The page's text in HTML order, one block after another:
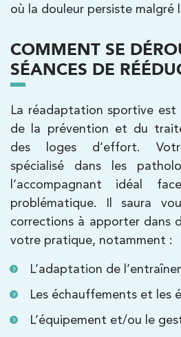
où la douleur persiste malgré
COMMENT SE
SÉANCES DE
La réadaptation sportive
de la prévention et du
des loges d’effort.
spécialisé dans les
l’accompagnant idéal
problématique. Il saura
corrections à apporter dans
votre pratique, notamment :
L’adaptation de
Les échauffements et les
L’équipement et/ou le
PRENDRE RDV
IK Paris 7 Saint Germain
199 Bd Saint-Germain
199 Bd Saint-Germain
01 43 25 10 20
PRENDRE RDV
PRENDRE RDV
IK Bois Colombes – 92
1 Rue Mertens 92600
Kinésithérapie